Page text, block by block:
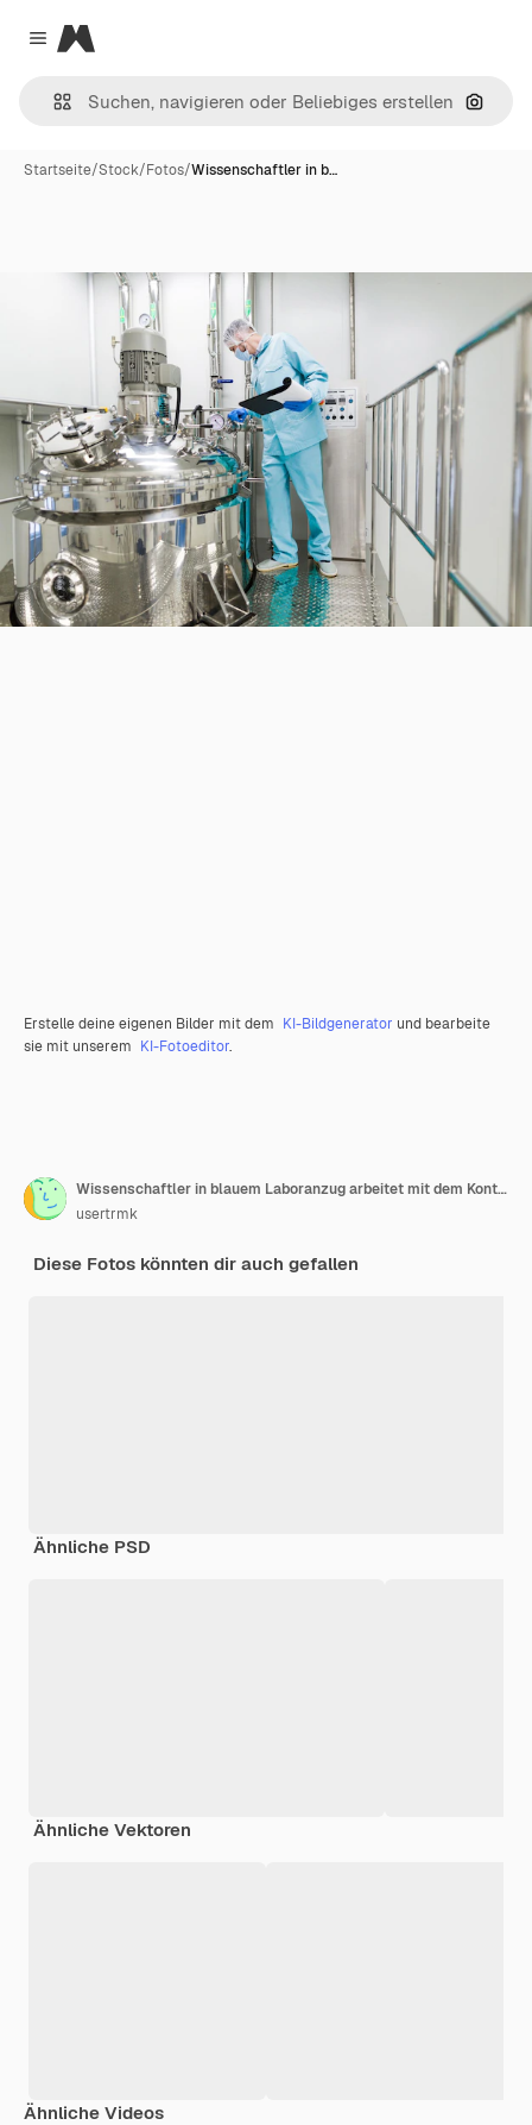
Close menu
Magnific
Nach
Startseite/Stock/Fotos/Wissenschaftler in b…
Erstelle deine eigenen Bilder mit dem KI-Bildgenerator und bearbeite
sie mit unserem KI-Fotoeditor.
Wissenschaftler in blauem Laboranzug arbeitet mit dem Kontrollpanel und schaut auf die Kamera
usertrmk
Diese Fotos könnten dir auch gefallen
Ähnliche PSD
Ähnliche Vektoren
Ähnliche Videos